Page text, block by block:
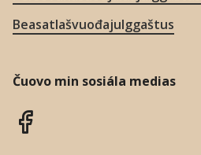
Beasatlašvuođajulggaštus
Čuovo min sosiála medias